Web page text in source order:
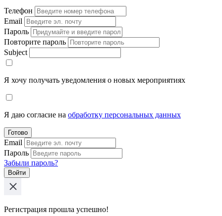
Телефон
Email
Пароль
Повторите пароль
Subject
Я хочу получать уведомления о новых мероприятиях
Я даю согласие на обработку персональных данных
Готово
Email
Пароль
Забыли пароль?
Войти
Регистрация прошла успешно!